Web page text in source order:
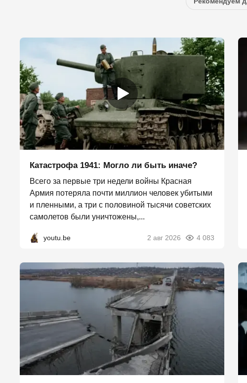
Катастрофа 1941: Могло ли быть иначе?
Всего за первые три недели войны Красная
Армия потеряла почти миллион человек убитыми
и пленными, а три с половиной тысячи советских
самолетов были уничтожены,...
youtu.be 2 авг 2026 4 083